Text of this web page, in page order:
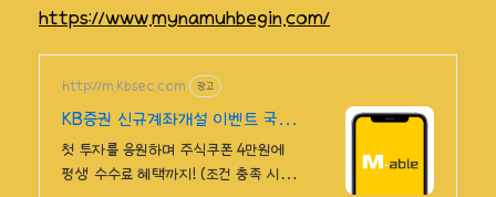
https://www.mynamuhbegin.com/
http://m.kbsec.com 광고
KB증권 신규계좌개설 이벤트 국내
주식쿠폰 최대 5만원
첫 투자를 응원하며 주식쿠폰 4만원에
평생 수수료 혜택까지! (조건 충족 시)